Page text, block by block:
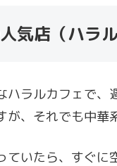
気店（ハラル
ハラルカフェで
、それでも中華
いたら、すぐに